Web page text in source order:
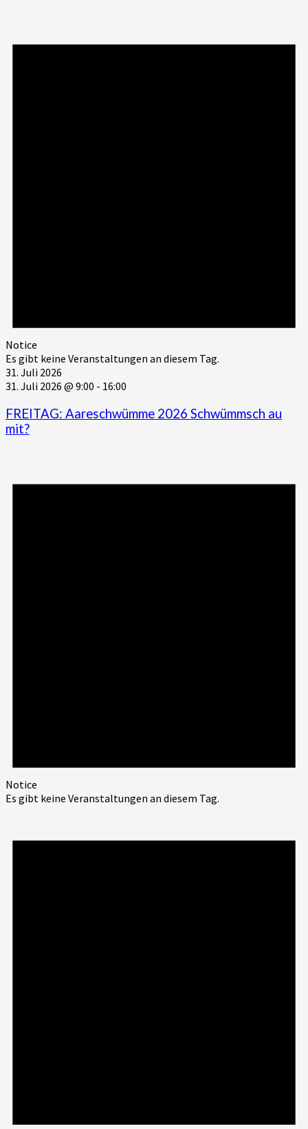
Notice
Es gibt keine Veranstaltungen an diesem Tag.
31. Juli 2026
31. Juli 2026 @ 9:00 - 16:00
FREITAG: Aareschwümme 2026 Schwümmsch au
mit?
Notice
Es gibt keine Veranstaltungen an diesem Tag.